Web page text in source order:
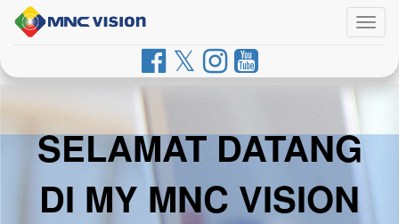
SELAMAT DATANG
DI MY MNC VISION